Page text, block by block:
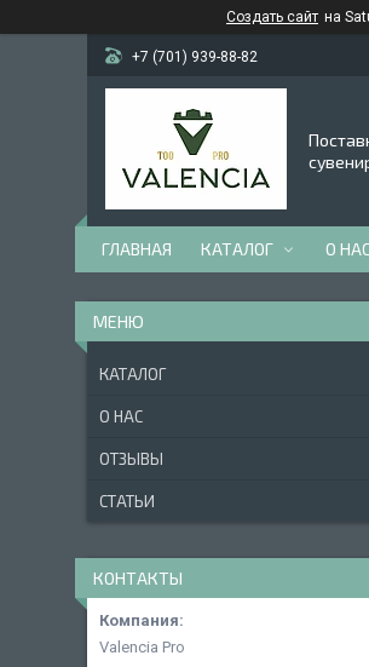
Создать сайт на
+7 (701) 939-88-82
ГЛАВНАЯ КАТАЛОГ О НАС
КАТАЛОГ
О НАС
ОТЗЫВЫ
СТАТЬИ
КОНТАКТЫ
Valencia Pro